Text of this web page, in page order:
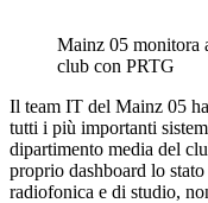
Mainz 05 monitora
club con PRTG
Il team IT del Mainz 05
tutti i più importanti
dipartimento media del
proprio dashboard lo
radiofonica e di studio,